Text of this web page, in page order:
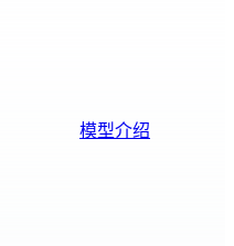
模型介绍